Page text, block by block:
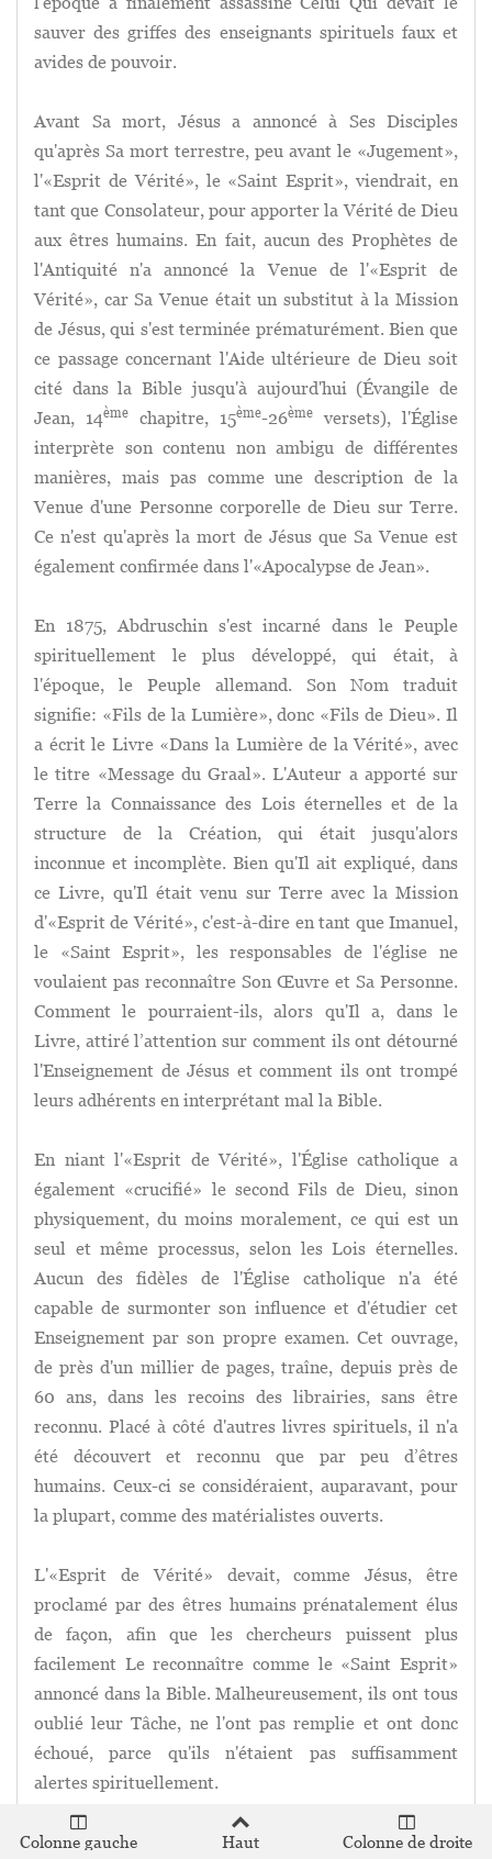
sauver des griffes des enseignants spirituels faux et
avides de pouvoir.
Avant Sa mort, Jésus a annoncé à Ses Disciples
qu'après Sa mort terrestre, peu avant le «Jugement»,
l'«Esprit de Vérité», le «Saint Esprit», viendrait, en
tant que Consolateur, pour apporter la Vérité de Dieu
aux êtres humains. En fait, aucun des Prophètes de
l'Antiquité n'a annoncé la Venue de l'«Esprit de
Vérité», car Sa Venue était un substitut à la Mission
de Jésus, qui s'est terminée prématurément. Bien que
ce passage concernant l'Aide ultérieure de Dieu soit
cité dans la Bible jusqu'à aujourd'hui (Évangile de
Jean, 14ème chapitre, 15ème-26ème
versets), l'Église
interprète son contenu non ambigu de différentes
manières, mais pas comme une description de la
Venue d'une Personne corporelle de Dieu sur Terre.
Ce n'est qu'après la mort de Jésus que Sa Venue est
également confirmée dans l'«Apocalypse de Jean».
En 1875, Abdruschin s'est incarné dans le Peuple
spirituellement le plus développé, qui était, à
l'époque, le Peuple allemand. Son Nom traduit
signifie: «Fils de la Lumière», donc «Fils de Dieu». Il
a écrit le Livre «Dans la Lumière de la Vérité», avec
le titre «Message du Graal». L'Auteur a apporté sur
Terre la Connaissance des Lois éternelles et de la
structure de la Création, qui était jusqu'alors
inconnue et incomplète. Bien qu'Il ait expliqué, dans
ce Livre, qu'Il était venu sur Terre avec la Mission
d'«Esprit de Vérité», c'est-à-dire en tant que Imanuel,
le «Saint Esprit», les responsables de l'église ne
voulaient pas reconnaître Son Œuvre et Sa Personne.
Comment le pourraient-ils, alors qu'Il a, dans le
Livre, attiré l’attention sur comment ils ont détourné
l'Enseignement de Jésus et comment ils ont trompé
leurs adhérents en interprétant mal la Bible.
En niant l'«Esprit de Vérité», l'Église catholique a
également «crucifié» le second Fils de Dieu, sinon
physiquement, du moins moralement, ce qui est un
seul et même processus, selon les Lois éternelles.
Aucun des fidèles de l'Église catholique n'a été
capable de surmonter son influence et d'étudier cet
Enseignement par son propre examen. Cet ouvrage,
de près d'un millier de pages, traîne, depuis près de
60 ans, dans les recoins des librairies, sans être
reconnu. Placé à côté d'autres livres spirituels, il n'a
été découvert et reconnu que par peu d’êtres
humains. Ceux-ci se considéraient, auparavant, pour
la plupart, comme des matérialistes ouverts.
L'«Esprit de Vérité» devait, comme Jésus, être
proclamé par des êtres humains prénatalement élus
de façon, afin que les chercheurs puissent plus
facilement Le reconnaître comme le «Saint Esprit»
annoncé dans la Bible. Malheureusement, ils ont tous
oublié leur Tâche, ne l'ont pas remplie et ont donc
échoué, parce qu'ils n'étaient pas suffisamment
alertes spirituellement.
Après la faillite de ces annonciateurs, le Créateur a
Colonne gauche Haut Colonne de droite